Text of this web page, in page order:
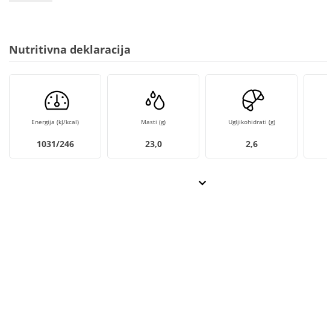
Nutritivna deklaracija
Energija (kJ/kcal)
1031/246
Masti (g)
23,0
Ugljikohidrati (g)
2,6